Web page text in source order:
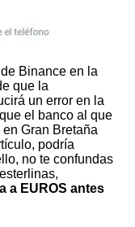
de Binance en la
que la
un error en la
el banco al que
Gran Bretaña
podría
no te confundas
a EUROS antes